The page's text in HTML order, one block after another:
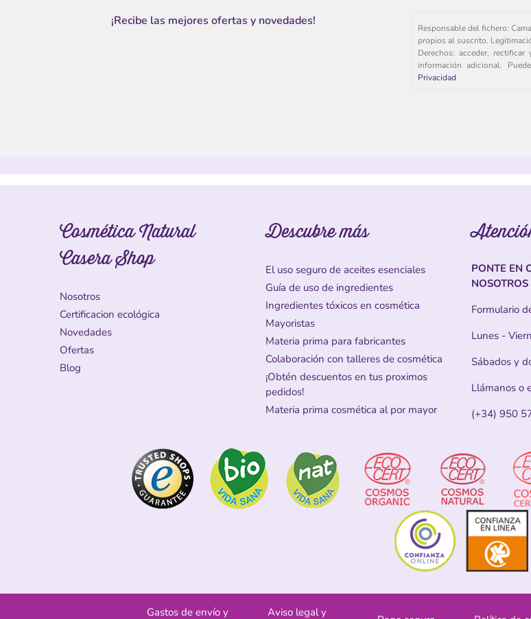
¡Recibe las mejores ofertas y novedades!
Responsable del fichero:
propios al suscrito.
Derechos: acceder,
información adicional.
Privacidad
Cosmética Natural
Casera Shop
Nosotros
Certificacion ecológica
Novedades
Ofertas
Blog
Descubre más
El uso seguro de aceites esenciales
Guía de uso de ingredientes
Ingredientes tóxicos en cosmética
Mayoristas
Materia prima para fabricantes
Colaboración con talleres de cosmética
¡Obtén descuentos en tus proximos
pedidos!
Materia prima cosmética al por mayor
PONTE EN
NOSOTROS
Formulario
Lunes -
Sábados y
Llámanos o
(+34) 950
Gastos de envío y Aviso legal y